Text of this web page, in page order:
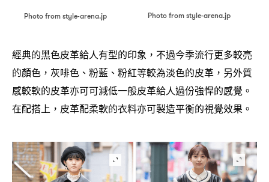
Photo from style-arena.jp Photo from style-arena.jp
經典的黑色皮革給人有型的印象 ， 不過今季流行更多較亮
的顏色 ， 灰啡色、粉藍、粉紅等較為淡色的皮革 ， 另外質
感較軟的皮革亦可可減低一般皮革給人過份強悍的感覺。
在配搭上 ， 皮革配柔軟的衣料亦可製造平衡的視覺效果。